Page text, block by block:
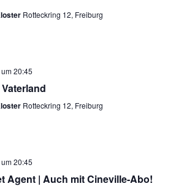
Rotteckring 12, Freiburg
20:45
Rotteckring 12, Freiburg
20:45
Agent | Auch mit Cineville-Abo!